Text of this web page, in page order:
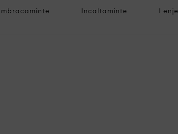
Incaltaminte